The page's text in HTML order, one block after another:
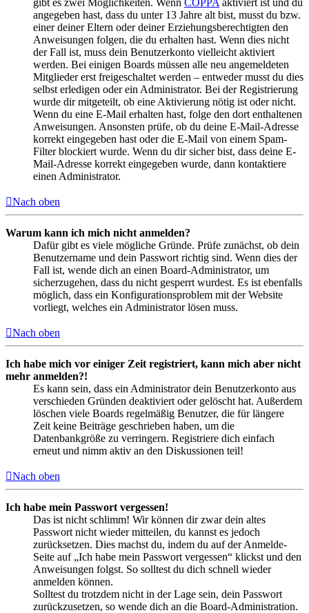
angegeben hast, dass du unter 13 Jahre alt bist, musst du bzw.
einer deiner Eltern oder deiner Erziehungsberechtigten den
Anweisungen folgen, die du erhalten hast. Wenn dies nicht
der Fall ist, muss dein Benutzerkonto vielleicht aktiviert
werden. Bei einigen Boards müssen alle neu angemeldeten
Mitglieder erst freigeschaltet werden – entweder musst du dies
selbst erledigen oder ein Administrator. Bei der Registrierung
wurde dir mitgeteilt, ob eine Aktivierung nötig ist oder nicht.
Wenn du eine E-Mail erhalten hast, folge den dort enthaltenen
Anweisungen. Ansonsten prüfe, ob du deine E-Mail-Adresse
korrekt eingegeben hast oder die E-Mail von einem Spam-
Filter blockiert wurde. Wenn du dir sicher bist, dass deine E-
Mail-Adresse korrekt eingegeben wurde, dann kontaktiere
einen Administrator.
Nach oben
Warum kann ich mich nicht anmelden?
Dafür gibt es viele mögliche Gründe. Prüfe zunächst, ob dein
Benutzername und dein Passwort richtig sind. Wenn dies der
Fall ist, wende dich an einen Board-Administrator, um
sicherzugehen, dass du nicht gesperrt wurdest. Es ist ebenfalls
möglich, dass ein Konfigurationsproblem mit der Website
vorliegt, welches ein Administrator lösen muss.
Nach oben
Ich habe mich vor einiger Zeit registriert, kann mich aber nicht
mehr anmelden?!
Es kann sein, dass ein Administrator dein Benutzerkonto aus
verschieden Gründen deaktiviert oder gelöscht hat. Außerdem
löschen viele Boards regelmäßig Benutzer, die für längere
Zeit keine Beiträge geschrieben haben, um die
Datenbankgröße zu verringern. Registriere dich einfach
erneut und nimm aktiv an den Diskussionen teil!
Nach oben
Ich habe mein Passwort vergessen!
Das ist nicht schlimm! Wir können dir zwar dein altes
Passwort nicht wieder mitteilen, du kannst es jedoch
zurücksetzen. Dies machst du, indem du auf der Anmelde-
Seite auf „Ich habe mein Passwort vergessen“ klickst und den
Anweisungen folgst. So solltest du dich schnell wieder
anmelden können.
Solltest du trotzdem nicht in der Lage sein, dein Passwort
zurückzusetzen, so wende dich an die Board-Administration.